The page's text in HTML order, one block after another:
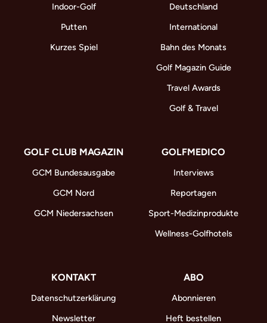
Indoor-Golf
Putten
Kurzes Spiel
Deutschland
International
Bahn des Monats
Golf Magazin Guide
Travel Awards
Golf & Travel
GOLF CLUB MAGAZIN
GCM Bundesausgabe
GCM Nord
GCM Niedersachsen
GOLFMEDICO
Interviews
Reportagen
Sport-Medizinprodukte
Wellness-Golfhotels
KONTAKT
Datenschutzerklärung
Newsletter
ABO
Abonnieren
Heft bestellen